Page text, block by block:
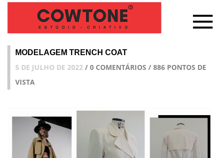
MODELAGEM TRENCH COAT
5 DE JULHO DE 2022 / 0 COMENTÁRIOS / 886 PONTOS DE
VISTA